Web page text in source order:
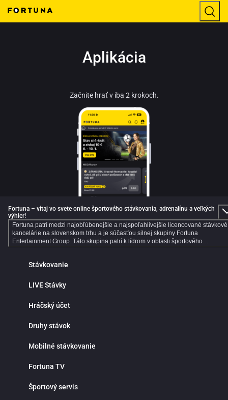
Aplikácia
Začnite hrať v iba 2 krokoch.
Fortuna – vitaj vo svete online športového stávkovania, adrenalínu a veľkých
výhier!
Fortuna patrí medzi najobľúbenejšie a najspoľahlivejšie licencované stávkové
kancelárie na slovenskom trhu a je súčasťou silnej skupiny Fortuna
Entertainment Group. Táto skupina patrí k lídrom v oblasti športového
stávkovania v strednej Európe a už viac ako 30 rokov prináša hráčom kvalitné
Dlhoročné skúsenosti, moderné technológie a dôraz na bezpečnosť robia z
Online športové stávkovanie vo Fortune ponúka tisíce predzápasových aj live
stávok každý deň. V ponuke nájdeš populárne športy ako futbal, hokej, tenis,
športových udalostí z celého sveta. Prehľadné rozhranie ti umožní rýchlo nájsť
kurzov. Jednou z hlavných výhod online športového stávkovania je pohodlie a
nepretržitý prístup k stávkam. Nemusíš navštevovať kamenné pobočky ani
počítači. Fortuna funguje nonstop a ponúka rýchle vyhodnotenie tiketov,
Prečo stávkovať práve vo Fortune? Okrem bohatej ponuky športových udalostí
domácich aj zahraničných líg, vrátane slovenského a českého futbalu či
Stávkovanie
LIVE Stávky
Hráčský účet
Druhy stávok
Mobilné stávkovanie
Fortuna TV
Športový servis